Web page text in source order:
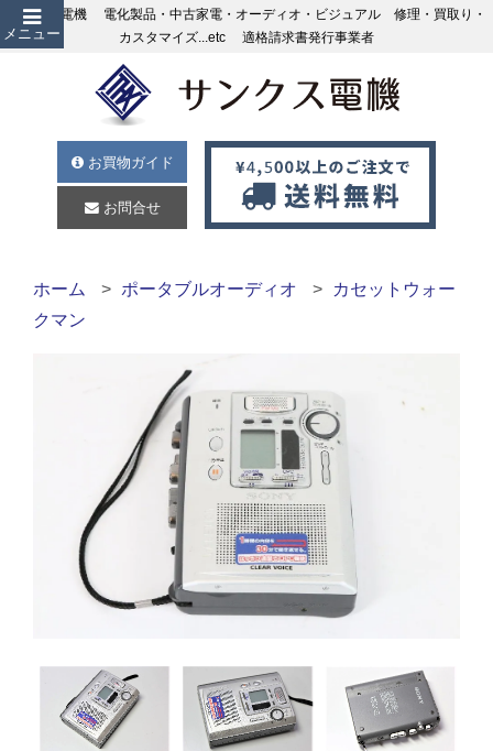
メニュー
サンクス電機 電化製品・中古家電・オーディオ・ビジュアル 修理・買取り・
カスタマイズ...etc 適格請求書発行事業者
お買物ガイド
お問合せ
ホーム ポータブルオーディオ
カセットウォー
クマン